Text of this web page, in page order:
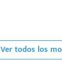
Ver todos los